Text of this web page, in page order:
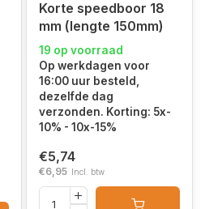
Korte speedboor 18
mm (lengte 150mm)
19 op voorraad
Op werkdagen voor
16:00 uur besteld,
dezelfde dag
verzonden. Korting: 5x-
10% - 10x-15%
€5,74
€6,95 Incl. btw